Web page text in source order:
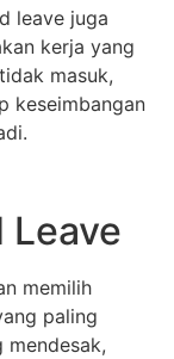
leave juga
kerja yang
masuk,
keseimbangan
Leave
memilih
paling
mendesak,